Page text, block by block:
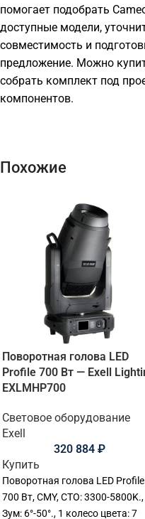
помогает подобрать
доступные модели,
совместимость и
предложение. Можно
собрать комплект под
компонентов.
Похожие
Поворотная голова LED
Profile 700 Вт — Exell
EXLMHP700
Световое оборудование
Exell
320 884 ₽
Купить
Поворотная голова LED Profile
700 Вт, CMY, CTO: 3300-5800K.,
Зум: 6°-50°., 1 колесо цвета: 7